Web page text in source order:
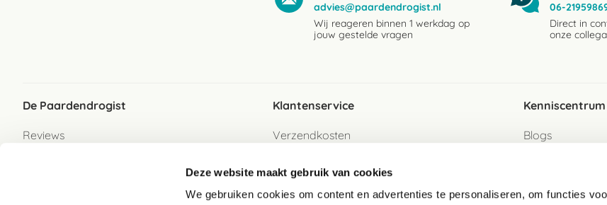
Deze website maakt gebruik van cookies
We gebruiken cookies om content en advertenties te personaliseren, om functies
advies@paardendrogist.nl
Wij reageren binnen 1 werkdag op
jouw gestelde vragen
06-
Direct in
onze
De Paardendrogist
Reviews
Klantenservice
Verzendkosten
Betaalwijzen
Kenniscentrum
Blogs